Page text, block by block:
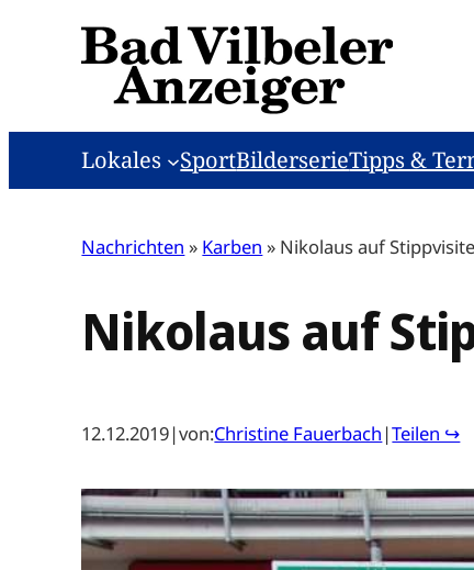
Lokales SportBilderserieTipps &
Nachrichten » Karben » Nikolaus auf Stippvisite
Nikolaus auf
12.12.2019|von:Christine Fauerbach |Teilen ↪